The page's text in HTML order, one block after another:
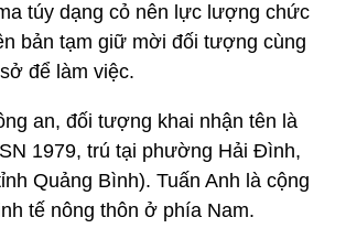
túy dạng cỏ nên lực lượng chức
bản tạm giữ mời đối tượng cùng
để làm việc.
an, đối tượng khai nhận tên là
1979, trú tại phường Hải Đình,
Quảng Bình). Tuấn Anh là cộng
tế nông thôn ở phía Nam.